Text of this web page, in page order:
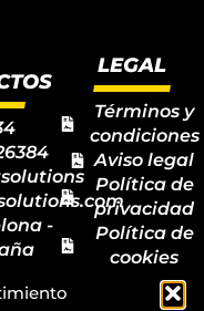
-
LEGAL
Términos y
condiciones
Aviso legal
Política de
privacidad
Política de
cookies
Mapa del